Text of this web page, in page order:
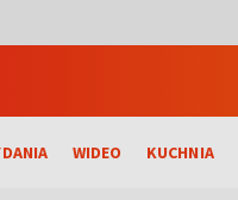
WIDEO KUCHNIA